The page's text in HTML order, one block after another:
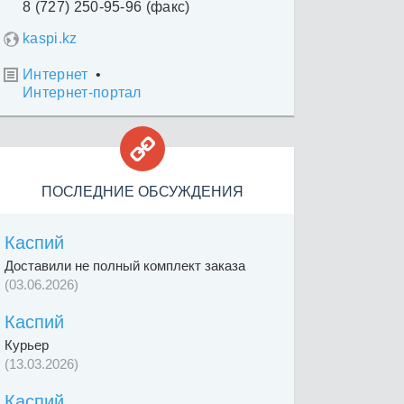
8 (727) 250-95-96 (факс)
kaspi.kz
 Интернет •
Интернет-портал

ПОСЛЕДНИЕ ОБСУЖДЕНИЯ
Каспий
Доставили не полный комплект заказа
(03.06.2026)
Каспий
Курьер
(13.03.2026)